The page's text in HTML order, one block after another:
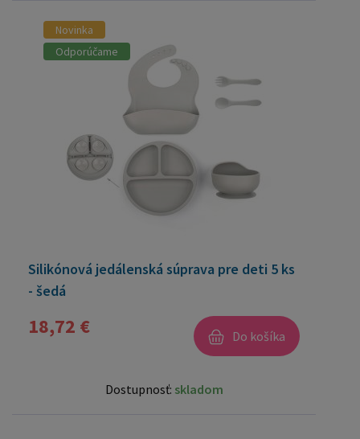
Novinka
Odporúčame
Silikónová jedálenská súprava pre deti 5 ks
- šedá
18,72 € Do košíka
Dostupnosť: skladom